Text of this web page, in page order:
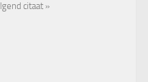
citaat »